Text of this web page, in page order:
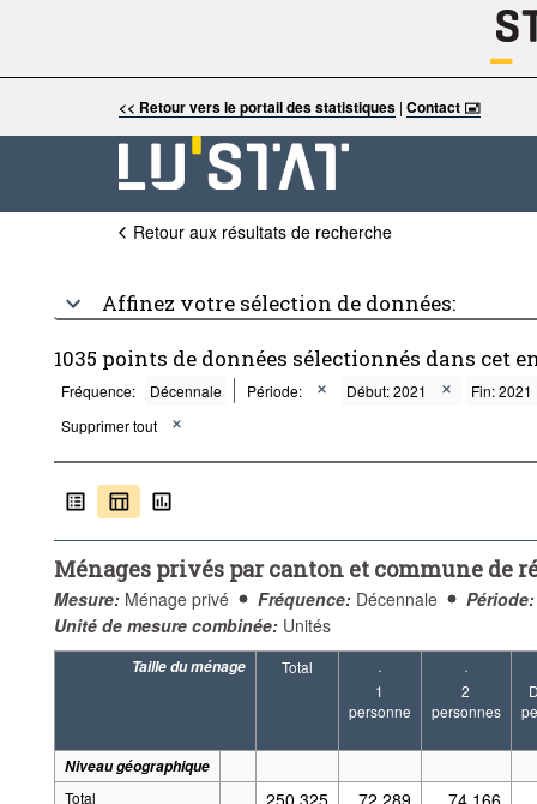
<< Retour vers le portail des statistiques| Contact 🖃
Retour aux résultats de recherche
Affinez votre sélection de données:
1035 points de données sélectionnés dans cet
Fréquence: Décennale Période: Début: 2021
Fin: 2021
Supprimer tout
Ménages privés par canton et commune de
Mesure: Ménage privé Fréquence: Décennale
Période:
Unité de mesure combinée: Unités
Taille du ménage Total ·
1
personne
·
2
personnes
Niveau géographique
Total
250 325 72 289
74 166